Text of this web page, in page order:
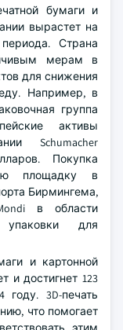
бумаги и
вырастет на
Страна
мерам в
для снижения
Например, в
группа
активы
Schumacher
Покупка
площадку в
Бирмингема,
в области
для
и картонной
и достигнет 123
3D-печать
что помогает